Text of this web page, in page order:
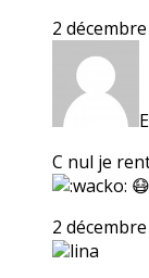
2
C nul je
2
lina